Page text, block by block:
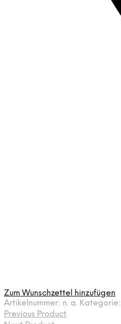
Zum Wunschzettel hinzufügen
Artikelnummer: n. a. Kategorie:
Previous Product